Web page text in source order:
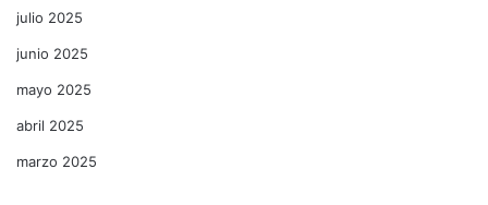
julio 2025
junio 2025
mayo 2025
abril 2025
marzo 2025